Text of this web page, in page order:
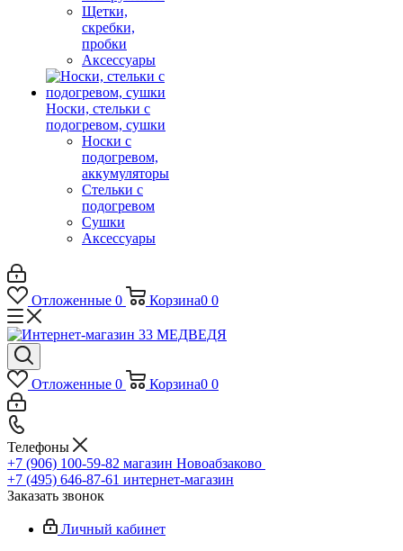
Щетки,
скребки,
пробки
Аксессуары
Носки, стельки с
подогревом, сушки
Носки с
подогревом,
аккумуляторы
Стельки с
подогревом
Сушки
Аксессуары
Отложенные 0 Корзина0 0
Отложенные 0 Корзина0 0
Телефоны
+7 (906) 100-59-82 магазин Новоабзаково
+7 (495) 646-87-61 интернет-магазин
Заказать звонок
Личный кабинет